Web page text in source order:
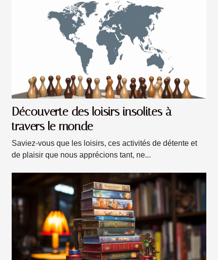
Découverte des loisirs insolites à
travers le monde
Saviez-vous que les loisirs, ces activités de détente et
de plaisir que nous apprécions tant, ne...